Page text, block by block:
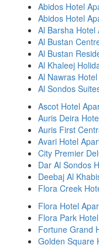
Abidos Hotel
Abidos Hotel
Al Barsha Hotel
Al Bustan
Al Bustan
Al Khaleej
Al Nawras
Al Sondos
Ascot Hotel
Auris Deira
Auris First
Avari Hotel
City Premier
Dar Al Sondos
Deebaj Al
Flora Creek
Flora Hotel
Flora Park
Fortune Grand
Golden Square